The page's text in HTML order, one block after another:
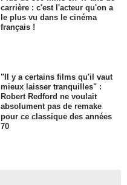
carrière : c'est l'acteur qu'on a
le plus vu dans le cinéma
français !
"Il y a certains films qu'il vaut
mieux laisser tranquilles" :
Robert Redford ne voulait
absolument pas de remake
pour ce classique des années
70